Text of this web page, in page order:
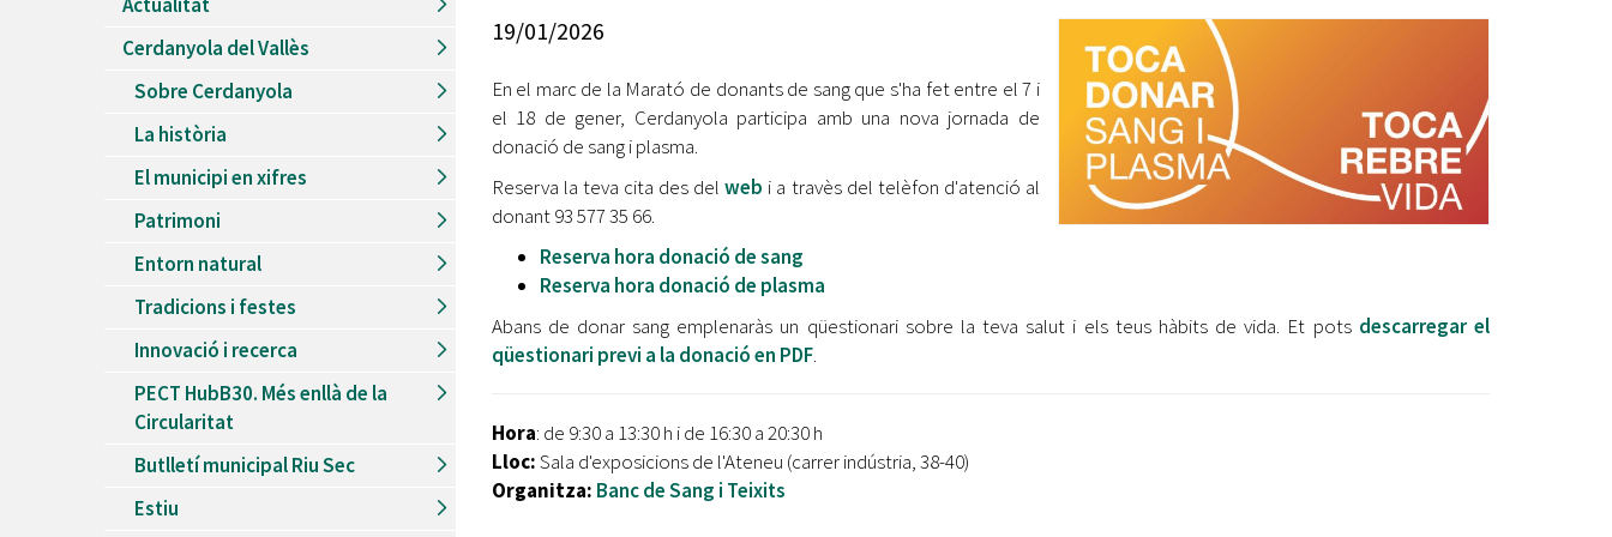
Recursos Humans
Ètica i Integritat
Retiment de Comptes
Accés a Informació Pública
Dades Obertes
Del26/06/2026al30/08/2026
Patis oberts temporada d'estiu
Piscines d'estiu a Cerdanyola
Del01/06/2026al30/09/2026
Refugis climàtics a Cerdanyola
Jocs d'aigua del Parc Cordelles
Del01/07/2024al31/08/2026
Decorem! Conte 'La truita de nabius'
jove 2026
Cerdanyola opta a més de 5 milions d'euros del Pla de
Barris per transformar les Fontetes, Quatre Cantons i
l'entorn de l'avinguda Catalunya
El FIT presenta el cartell de la seva 16a edició i dona el
tret de sortida al festival
L’Ajuntament reparteix ulleres gratuïtes per veure
l'eclipsi solar
Entitats
Equipaments
Mercats Municipals
Cerdanyola del Vallès
Sobre Cerdanyola
La història
El municipi en xifres
Patrimoni
Entorn natural
Tradicions i festes
Innovació i recerca
PECT HubB30. Més enllà de la
Circularitat
Butlletí municipal Riu Sec
Estiu
19/01/2026
En el marc de la Marató de donants de sang que s'ha fet entre el 7 i
el 18 de gener, Cerdanyola participa amb una nova jornada de
donació de sang i plasma.
Reserva la teva cita des delweb i a travès del telèfon d'atenció al
donant 93 577 35 66.
Reserva hora donació de sang
Reserva hora donació de plasma
Abans de donar sang emplenaràs un qüestionari sobre la teva salut i els teus hàbits de vida. Et potsdescarregar el
qüestionari previ a la donació en PDF.
Hora: de 9:30 a 13:30 h i de 16:30 a 20:30 h
Lloc:Sala d'exposicions de l'Ateneu (carrer indústria, 38-40)
Organitza: Banc de Sang i Teixits